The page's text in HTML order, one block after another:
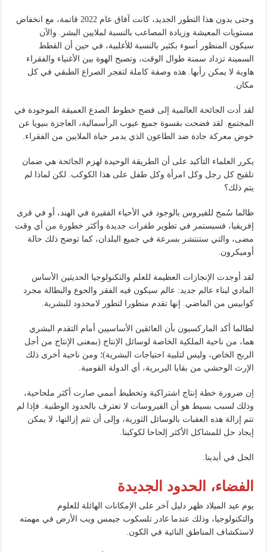
وحتى بدون هذا التطور الجديد، كانت آفاق عام 2022 قاتمة، مع انخفاض
مستويات المعيشة وزيادة المصاعب بالنسبة لملايين البشر. والآن
سيكون المنظور أسوء بكثير بالنسبة للأغلبية، في حين أن القطط
السمينة تزداد سمنة طوال الوقت، وتصبح الهوة بين الأغنياء والفقراء
هاوية لا يمكن رأبها. هذه وصفة كاملة لتفجر الصراع الطبقي في كل
مكان.
لقد أدت الجائحة العالمية إلى فضح خطوط الصدع العميقة الموجودة في
المجتمع. لقد فضحت بقسوة جميع عيوب الرأسمالية، العاجزة بنيويا عن
خوض معركة جادة ضد الطاعون الذي يدمر حياة الملايين من الفقراء.
يكرر العلماء التأكيد على أن الطريقة الوحيدة لهزم الجائحة هي ضمان
تلقيح كل رجل وكل امرأة وكل طفل على هذا الكوكب. لكن لماذا لم
يتم ذلك؟
طالما سُمح للفيروس بالوجود في الأحياء الفقيرة في الهند، أو في قرى
إفريقيا، فسيستمر في تطوير طفرات جديدة وأكثر خطورة من أي وقت
مضى، والتي ستنتشر بسرعة في جميع البلدان، كما توضح ذلك حالة
أوميكرون.
لقد أوجدت الإنجازات العظيمة للعلم والتكنولوجيا الحديثين الأساس
المادي لبناء عالم جديد: عالم سيكون فيه الفقر والجوع والبطالة مجرد
كوابيس من الماضي. إنها تقدم منظورا لتطور لامحدود للبشرية.
لطالما أكد الماركسيون بأن العائقين الأساسيين أمام التقدم البشري
هما، من ناحية الملكية الخاصة لوسائل الإنتاج (بمعنى الإنتاج من أجل
الربح الخاص، وليس لتلبية احتياجات البشرية)؛ ومن ناحية أخرى ذلك
الإرث الوحشي من بقايا البربرية، أي الدولة القومية.
إن ضرورة خطة إنتاج اشتراكية وتخطيط أممي صارت أكثر ملحاحية،
وذلك لسبب بسيط هو أن الفيروسات لا تعترف بالحدود الوطنية. فإذا لم
تتم إزالة هذه العقبات بالوسائل الثورية، وإلى أن تتم إزالتها، لا يمكن
إيجاد حل للمشاكل الأكثر إلحاحا لكوكبنا.
الحل في أيدينا.
الفضاء، الحدود الجديدة
يوم عيد الميلاد ظهر دليل آخر على الإمكانات الهائلة للعلوم
والتكنولوجيا، وذلك عندما غادر تلسكوب جيمس ويب الأرض في مهمته
لاستكشاف المناطق النائية في الكون.